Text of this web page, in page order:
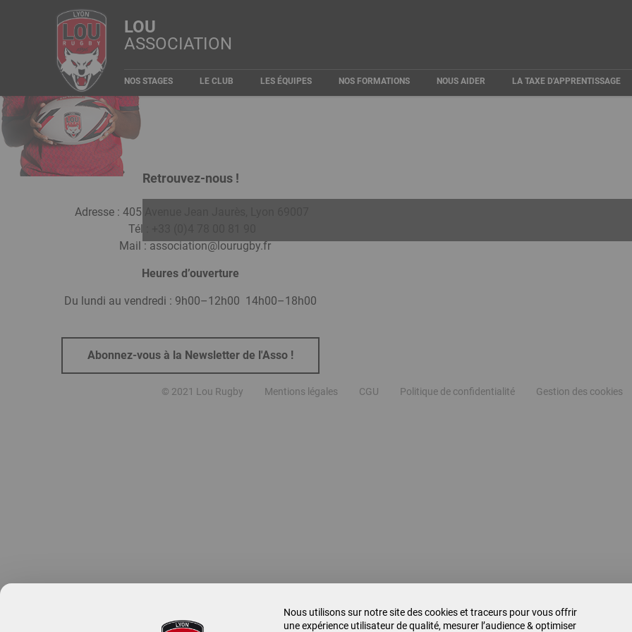
LOU
ASSOCIATION
Navigation
principale
NOS STAGES LE CLUB LES ÉQUIPES NOS FORMATIONS NOUS AIDER LA TAXE D'APPRENTISSAGE
Type
Féminines Seniors Elite 1
Nom
MPARI
du
joueur
Retrouvez-nous !
Adresse : 405 Avenue Jean Jaurès, Lyon 69007
Tél : +33 (0)4 78 00 81 90
Mail :association@lourugby.fr
Heures d’ouverture
Du lundi au vendredi : 9h00–12h00 14h00–18h00
Abonnez-vous à la Newsletter de l'Asso !
© 2021 Lou Rugby Mentions légales CGU Politique de confidentialité Gestion des cookies
Panneau de gestion des cookies
Nous utilisons sur notre site des cookies et traceurs pour vous offrir
une expérience utilisateur de qualité, mesurer l’audience & optimiser